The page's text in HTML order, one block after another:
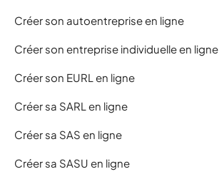
Créer son autoentreprise en ligne
Créer son entreprise individuelle en ligne
Créer son EURL en ligne
Créer sa SARL en ligne
Créer sa SAS en ligne
Créer sa SASU en ligne